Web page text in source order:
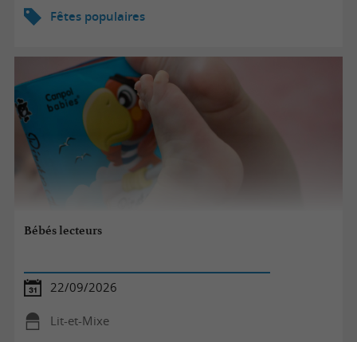
Fêtes populaires
Bébés lecteurs
22/09/2026
Lit-et-Mixe